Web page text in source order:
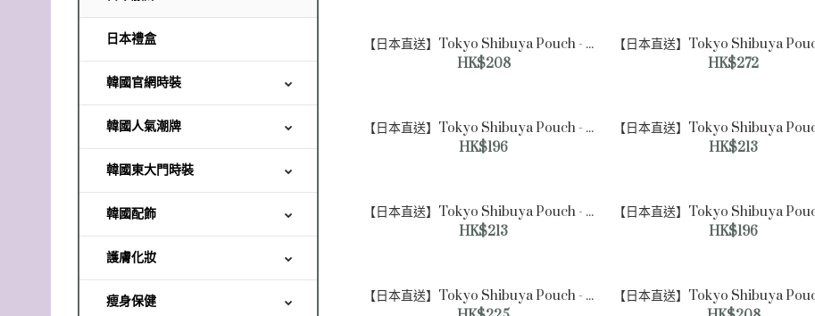
日本禮盒
韓國官網時裝
韓國人氣潮牌
韓國東大門時裝
韓國配飾
護膚化妝
瘦身保健
Shibuya Pouch - 豹紋軟包
[單肩包]（象牙色）
【日本直送】Tokyo
【日本直送】Tokyo Shibuya Pouch - 隨機條紋軟包 [中號] （米色）
HK$208
HK$272
【日本直送】Tokyo Shibuya Pouch - 雙色方形蕾絲軟包 [中號]（粉紅色）
HK$196
HK$213
【日本直送】Tokyo Shibuya Pouch - 中花蕾絲軟包 [大號]（黑色）
HK$213
HK$196
【日本直送】Tokyo Shibuya Pouch - 閃亮軟包 [大號]（銀色）